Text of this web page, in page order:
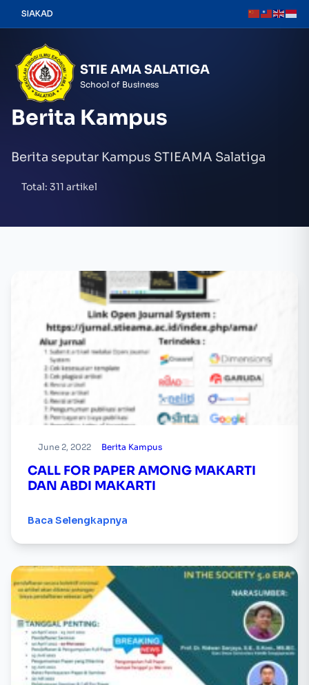
SIAKAD
STIE AMA SALATIGA
School of Business
Berita Kampus
Berita seputar Kampus STIEAMA Salatiga
Total: 311 artikel
June 2, 2022 Berita Kampus
CALL FOR PAPER AMONG MAKARTI
DAN ABDI MAKARTI
Baca Selengkapnya